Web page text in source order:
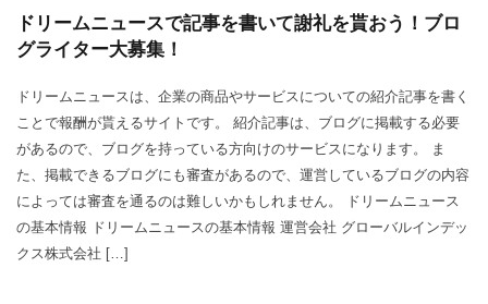
ドリームニュースで記事を書いて謝礼を貰おう！ブロ
グライター大募集！
ドリームニュースは、企業の商品やサービスについての紹介記事を書く
ことで報酬が貰えるサイトです。 紹介記事は、ブログに掲載する必要
があるので、ブログを持っている方向けのサービスになります。 ま
た、掲載できるブログにも審査があるので、運営しているブログの内容
によっては審査を通るのは難しいかもしれません。 ドリームニュース
の基本情報 ドリームニュースの基本情報 運営会社 グローバルインデッ
クス株式会社 […]